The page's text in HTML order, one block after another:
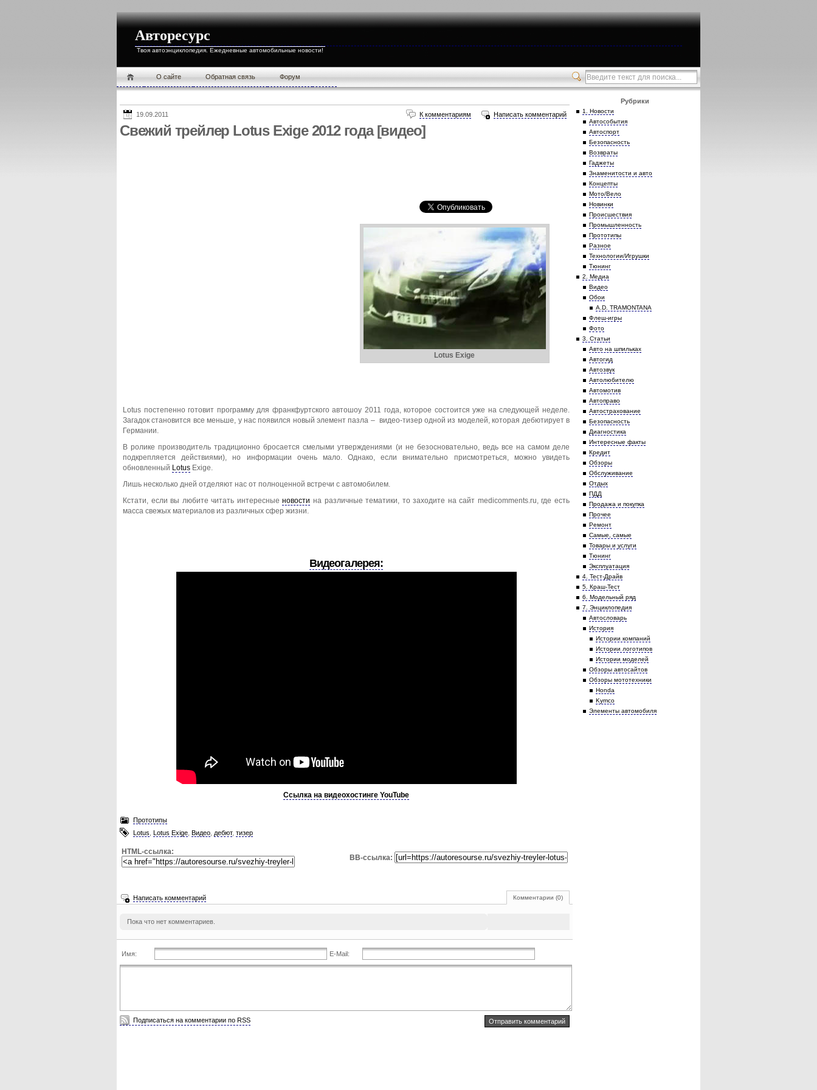
Авторесурс
Твоя автоэнциклопедия. Ежедневные автомобильные новости!
О cайте Обратная связь Форум
19.09.2011 Написать комментарий
К комментариям
Свежий трейлер Lotus Exige 2012 года [видео]
Lotus Exige
Lotus постепенно готовит программу для франкфуртского автошоу 2011 года, которое состоится уже на следующей неделе.
Загадок становится все меньше, у нас появился новый элемент пазла – видео-тизер одной из моделей, которая дебютирует в
Германии.
В ролике производитель традиционно бросается смелыми утверждениями (и не безосновательно, ведь все на самом деле
подкрепляется действиями), но информации очень мало. Однако, если внимательно присмотреться, можно увидеть
обновленный Lotus Exige.
Лишь несколько дней отделяют нас от полноценной встречи с автомобилем.
Кстати, если вы любите читать интересныеновости на различные тематики, то заходите на сайт medicomments.ru, где есть
масса свежых материалов из различных сфер жизни.
Видеогалерея:
Ссылка на видеохостинге YouTube
Прототипы
Lotus Lotus Exige Видео дебют, тизер
HTML-ссылка:
BB-ссылка:
Комментарии (0)
Написать комментарий
Пока что нет комментариев.
Имя: E-Mail:
Подписаться на комментарии по RSS
Рубрики
1. Новости
Автособытия
Автоспорт
Безопасность
Возвраты
Гаджеты
Знаменитости и авто
Концепты
Мото/Вело
Новинки
Происшествия
Промышленность
Прототипы
Разное
Технологии/Игрушки
Тюнинг
2. Медиа
Видео
Обои
A.D. TRAMONTANA
Флеш-игры
Фото
3. Статьи
Авто на шпильках
Автогид
Автозвук
Автолюбителю
Автомотив
Автоправо
Автострахование
Безопасность
Диагностика
Интересные факты
Кредит
Обзоры
Обслуживание
Отдых
ПДД
Продажа и покупка
Прочее
Ремонт
Самые, самые
Товары и услуги
Тюнинг
Эксплуатация
4. Тест-Драйв
5. Краш-Тест
6. Модельный ряд
7. Энциклопедия
Автословарь
История
Истории компаний
Истории логотипов
Истории моделей
Обзоры автосайтов
Обзоры мототехники
Honda
Kymco
Элементы автомобиля